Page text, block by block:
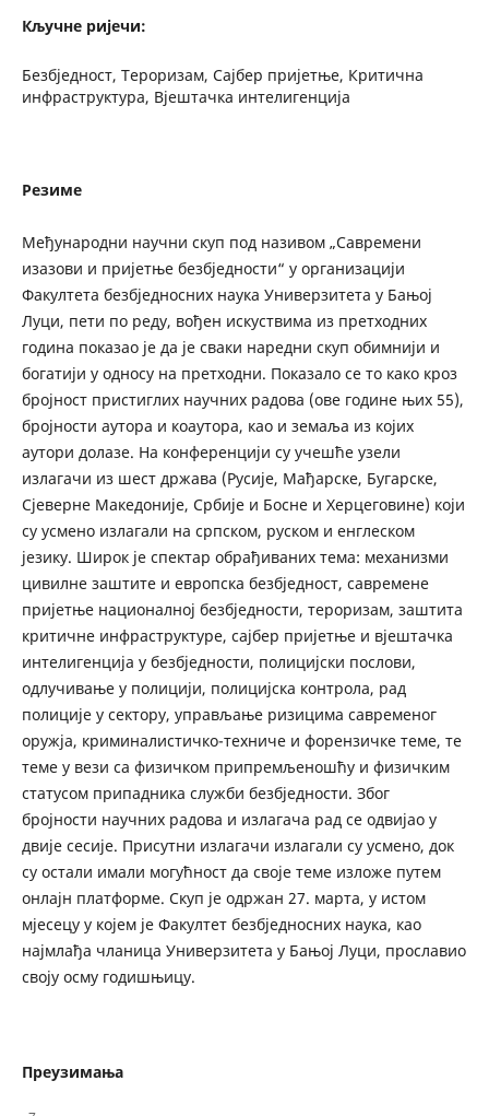
Кључне ријечи:
Безбједност, Тероризам, Сајбер пријетње, Критична
инфраструктура, Вјештачка интелигенција
Резиме
Међународни научни скуп под називом „Савремени
изазови и пријетње безбједности“ у организацији
Факултета безбједносних наука Универзитета у Бањој
Луци, пети по реду, вођен искуствима из претходних
година показао је да је сваки наредни скуп обимнији и
богатији у односу на претходни. Показало се то како кроз
бројност пристиглих научних радова (ове године њих 55),
бројности аутора и коаутора, као и земаља из којих
аутори долазе. На конференцији су учешће узели
излагачи из шест држава (Русије, Мађарске, Бугарске,
Сјеверне Македоније, Србије и Босне и Херцеговине) који
су усмено излагали на српском, руском и енглеском
језику. Широк је спектар обрађиваних тема: механизми
цивилне заштите и европска безбједност, савремене
пријетње националној безбједности, тероризам, заштита
критичне инфраструктуре, сајбер пријетње и вјештачка
интелигенција у безбједности, полицијски послови,
одлучивање у полицији, полицијска контрола, рад
полиције у сектору, управљање ризицима савременог
оружја, криминалистичко-техниче и форензичке теме, те
теме у вези са физичком припремљеношћу и физичким
статусом припадника служби безбједности. Због
бројности научних радова и излагача рад се одвијао у
двије сесије. Присутни излагачи излагали су усмено, док
су остали имали могућност да своје теме изложе путем
онлајн платформе. Скуп је одржан 27. марта, у истом
мјесецу у којем је Факултет безбједносних наука, као
најмлађа чланица Универзитета у Бањој Луци, прославио
своју осму годишњицу.
Преузимања